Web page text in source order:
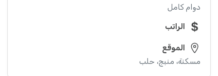
دوام كامل
الراتب
الموقع
مسكنة، منبج، حلب